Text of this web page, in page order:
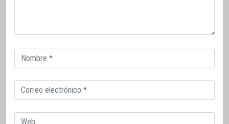
Correo
electrónico
Correo
electrónico
Web